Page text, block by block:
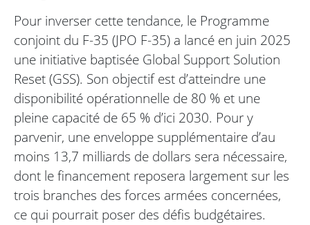
Pour inverser cette tendance, le Programme
conjoint du F-35 (JPO F-35) a lancé en juin 2025
une initiative baptisée Global Support Solution
Reset (GSS). Son objectif est d’atteindre une
disponibilité opérationnelle de 80 % et une
pleine capacité de 65 % d’ici 2030. Pour y
parvenir, une enveloppe supplémentaire d’au
moins 13,7 milliards de dollars sera nécessaire,
dont le financement reposera largement sur les
trois branches des forces armées concernées,
ce qui pourrait poser des défis budgétaires.